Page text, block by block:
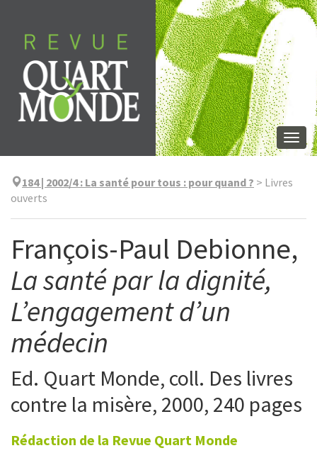
contenu
184 | 2002/4: La santé pour tous : pour quand ? > Livres
ouverts
François-Paul Debionne,
La santé par la dignité,
L’engagement d’un
médecin
Ed. Quart Monde, coll. Des livres
contre la misère, 2000, 240 pages
Rédaction de la Revue Quart Monde